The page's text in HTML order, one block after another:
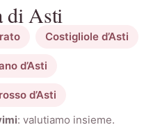
di Asti
Costigliole d’Asti
d’Asti
d’Asti
: valutiamo insieme.